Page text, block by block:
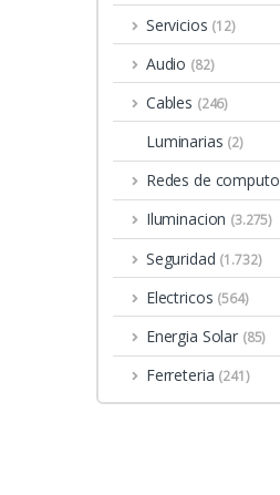
Servicios (12)
Audio (82)
Cables (246)
Luminarias (2)
Redes de computo
Iluminacion (3.275)
Seguridad (1.732)
Electricos (564)
Energia Solar (85)
Ferreteria (241)